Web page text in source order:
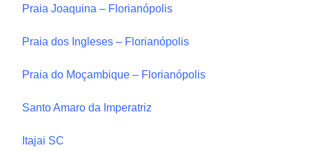
Praia Joaquina – Florianópolis
Praia dos Ingleses – Florianópolis
Praia do Moçambique – Florianópolis
Santo Amaro da Imperatriz
Itajai SC